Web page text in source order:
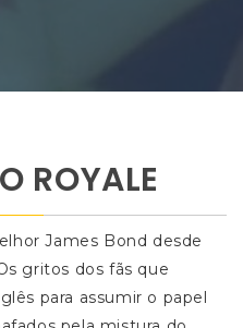
ROYALE
James Bond desde
gritos dos fãs que
para assumir o papel